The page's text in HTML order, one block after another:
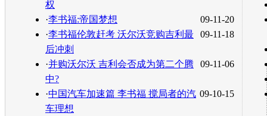
权
09-11-20
·李书福:帝国梦想
09-11-18
·李书福伦敦赶考 沃尔沃竞购吉利最
后冲刺
09-11-06
·并购沃尔沃 吉利会否成为第二个腾
中?
09-10-15
·中国汽车加速篇 李书福 搅局者的汽
车理想